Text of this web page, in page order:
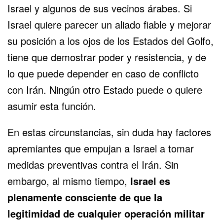
Israel y algunos de sus vecinos árabes. Si
Israel quiere parecer un aliado fiable y mejorar
su posición a los ojos de los Estados del Golfo,
tiene que demostrar poder y resistencia, y de
lo que puede depender en caso de conflicto
con Irán. Ningún otro Estado puede o quiere
asumir esta función.
En estas circunstancias, sin duda hay factores
apremiantes que empujan a Israel a tomar
medidas preventivas contra el Irán. Sin
embargo, al mismo tiempo, Israel es
plenamente consciente de que la
legitimidad de cualquier operación militar